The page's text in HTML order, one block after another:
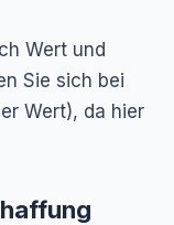
Wert und
Sie sich bei
Wert), da hier